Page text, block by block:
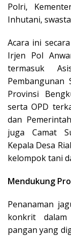
Polri,
Inhutani,
Acara ini
Irjen Pol
termasuk
Pembangunan
Provinsi
serta OPD
dan
juga Camat
Kepala Desa
kelompok tani
Mendukung
Penanaman
konkrit dalam
pangan yang